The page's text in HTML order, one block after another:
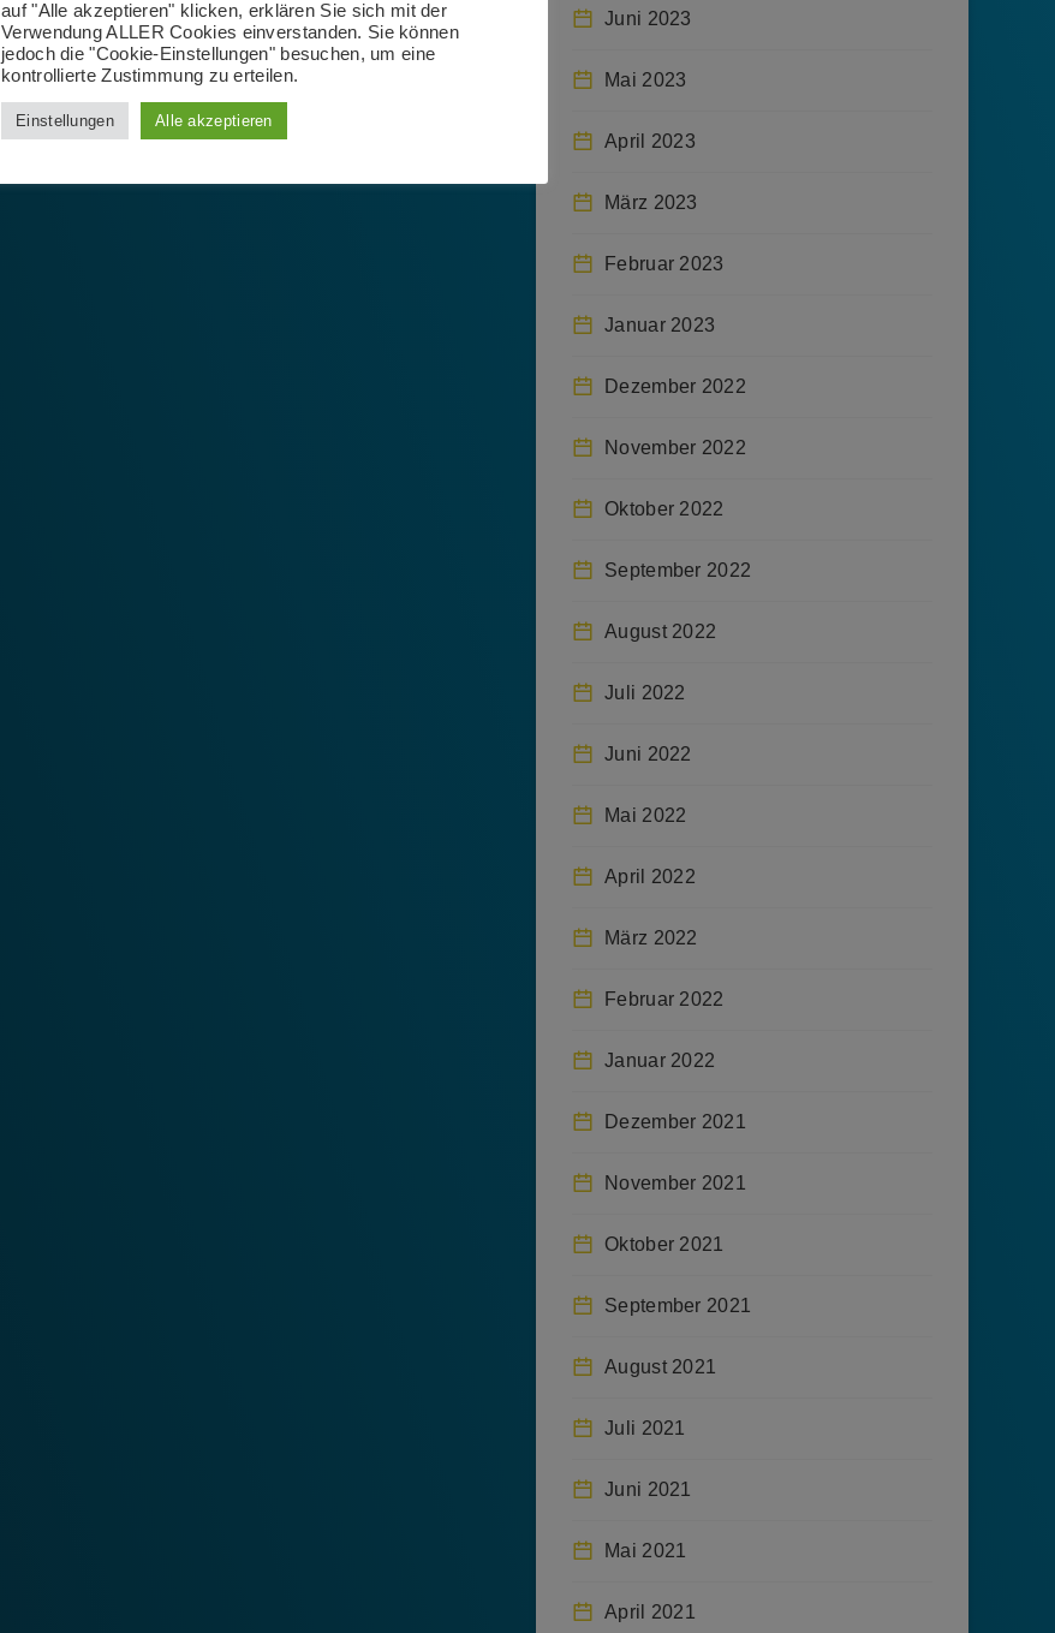
Juni 2023
Mai 2023
April 2023
März 2023
Februar 2023
Januar 2023
Dezember 2022
November 2022
Oktober 2022
September 2022
August 2022
Juli 2022
Juni 2022
Mai 2022
April 2022
März 2022
Februar 2022
Januar 2022
Dezember 2021
November 2021
Oktober 2021
September 2021
August 2021
Juli 2021
Juni 2021
Mai 2021
April 2021
auf "Alle akzeptieren" klicken, erklären Sie sich mit der
Verwendung ALLER Cookies einverstanden. Sie können
jedoch die "Cookie-Einstellungen" besuchen, um eine
kontrollierte Zustimmung zu erteilen.
Einstellungen Alle akzeptieren